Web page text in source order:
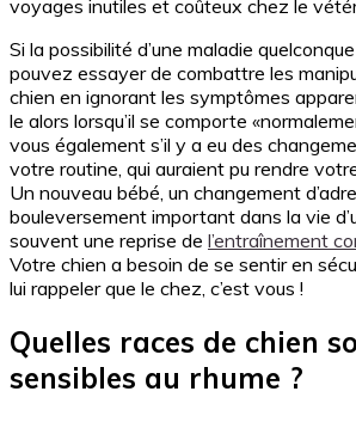
voyages inutiles et coûteux chez le
Si la possibilité d’une maladie
pouvez essayer de combattre les
chien en ignorant les symptômes
le alors lorsqu’il se comporte
vous également s’il y a eu des
votre routine, qui auraient pu rendre votre
Un nouveau bébé, un changement
bouleversement important dans la vie
souvent une reprise de l’entraînement
Votre chien a besoin de se sentir en
lui rappeler que le chez, c’est vous !
Quelles races de chien
sensibles au rhume ?